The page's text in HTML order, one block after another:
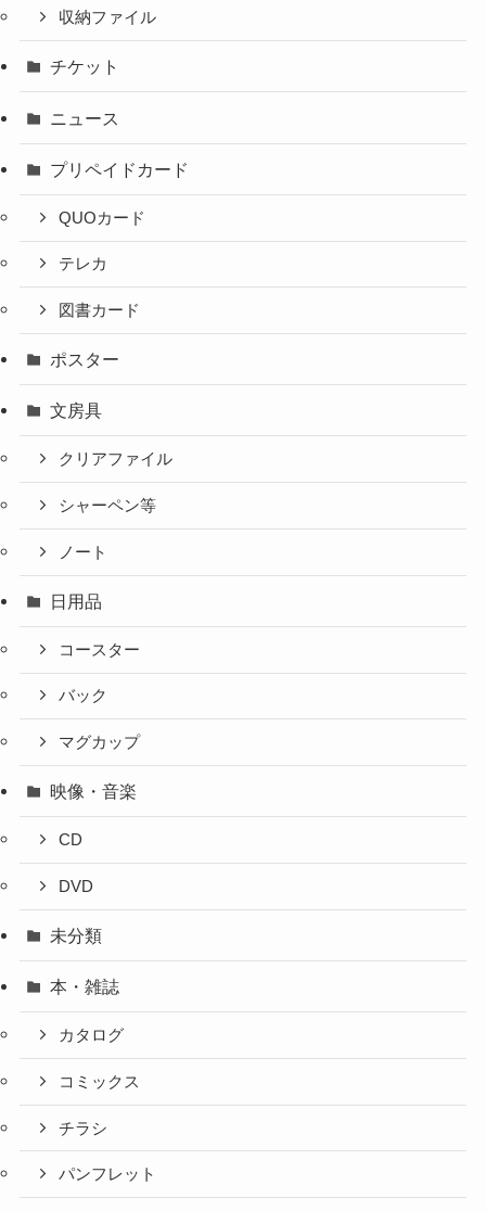
収納ファイル
チケット
ニュース
プリペイドカード
QUOカード
テレカ
図書カード
ポスター
文房具
クリアファイル
シャーペン等
ノート
日用品
コースター
バック
マグカップ
映像・音楽
CD
DVD
未分類
本・雑誌
カタログ
コミックス
チラシ
パンフレット